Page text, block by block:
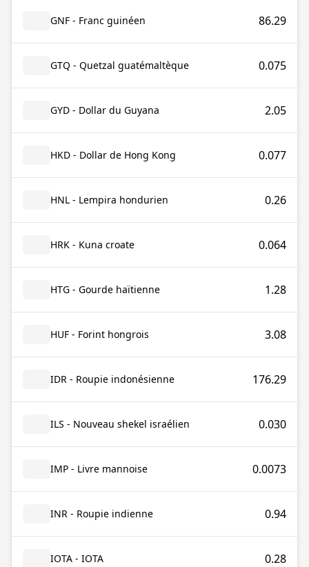
GNF - Franc guinéen 86.29
GTQ - Quetzal guatémaltèque 0.075
GYD - Dollar du Guyana 2.05
HKD - Dollar de Hong Kong 0.077
HNL - Lempira hondurien 0.26
HRK - Kuna croate 0.064
HTG - Gourde haïtienne 1.28
HUF - Forint hongrois 3.08
IDR - Roupie indonésienne 176.29
ILS - Nouveau shekel israélien 0.030
IMP - Livre mannoise 0.0073
INR - Roupie indienne 0.94
IOTA - IOTA 0.28